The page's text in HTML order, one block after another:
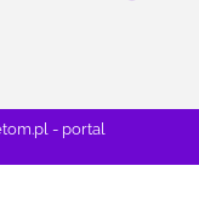
- portal